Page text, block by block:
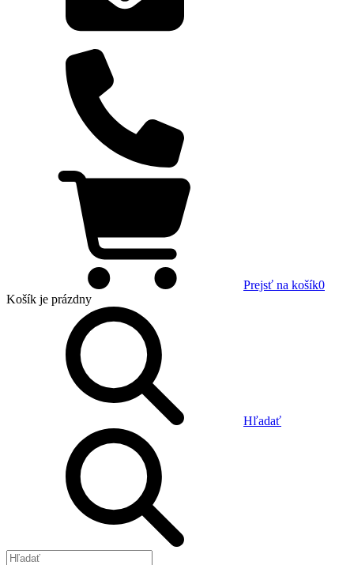
Prejsť na košík0
Košík je prázdny
Hľadať